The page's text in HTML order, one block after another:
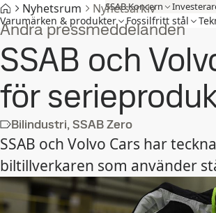
SSAB Koncern
Varumärken & produkter Fossilfritt stål
Nyhetsrum Nyhetsarkiv
Andra pressmeddelanden
SSAB och
för
Bilindustri, SSAB Zero
SSAB och Volvo Cars har
biltillverkaren som använder